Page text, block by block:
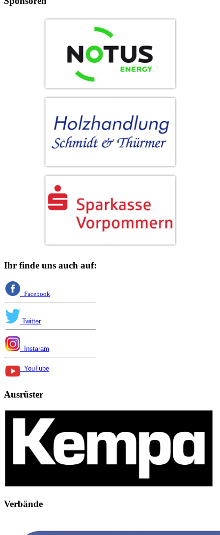
Ihr finde uns auch auf:
Facebook
Twitter
Instaram
YouTube
Ausrüster
Verbände